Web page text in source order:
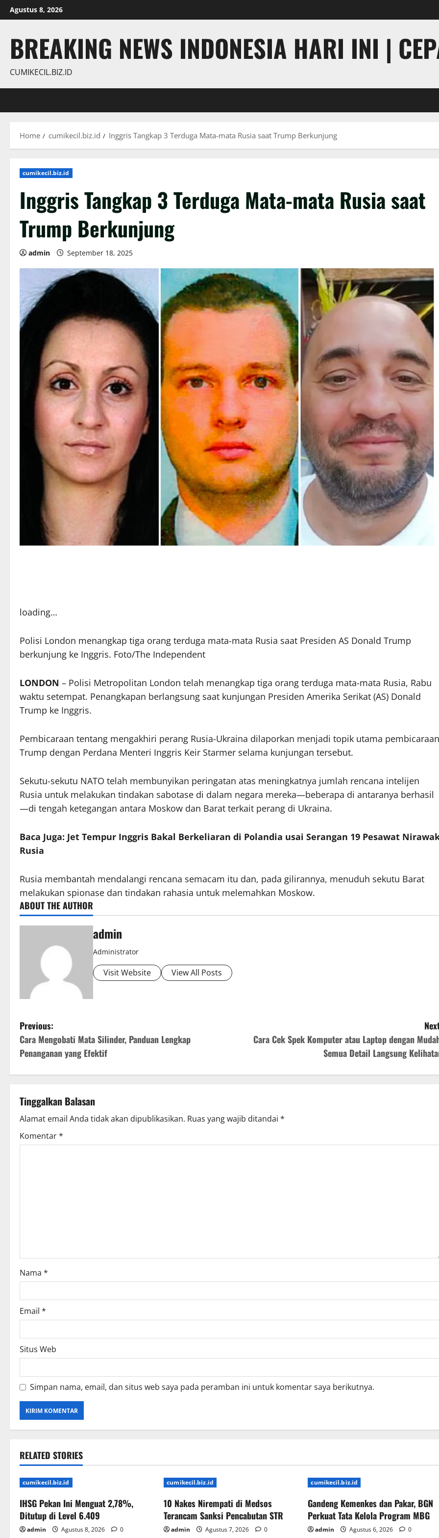
Skip
to
Agustus 8, 2026
BREAKING NEWS INDONESIA HARI INI |
CUMIKECIL.BIZ.ID
Home cumikecil.biz.id Inggris Tangkap 3 Terduga Mata-mata Rusia saat Trump Berkunjung
cumikecil.biz.id
Inggris Tangkap 3 Terduga Mata-mata Rusia saat
Trump Berkunjung
admin September 18, 2025
loading…
Polisi London menangkap tiga orang terduga mata-mata Rusia saat Presiden AS Donald Trump
berkunjung ke Inggris. Foto/The Independent
LONDON – Polisi Metropolitan London telah menangkap tiga orang terduga mata-mata Rusia, Rabu
waktu setempat. Penangkapan berlangsung saat kunjungan Presiden Amerika Serikat (AS) Donald
Trump ke Inggris.
Pembicaraan tentang mengakhiri perang Rusia-Ukraina dilaporkan menjadi topik utama pembicaraan
Trump dengan Perdana Menteri Inggris Keir Starmer selama kunjungan tersebut.
Sekutu-sekutu NATO telah membunyikan peringatan atas meningkatnya jumlah rencana intelijen
Rusia untuk melakukan tindakan sabotase di dalam negara mereka—beberapa di antaranya berhasil
—di tengah ketegangan antara Moskow dan Barat terkait perang di Ukraina.
Baca Juga: Jet Tempur Inggris Bakal Berkeliaran di Polandia usai Serangan 19 Pesawat
Rusia
Rusia membantah mendalangi rencana semacam itu dan, pada gilirannya, menuduh sekutu Barat
melakukan spionase dan tindakan rahasia untuk melemahkan Moskow.
ABOUT THE AUTHOR
admin
Administrator
Visit Website View All Posts
P
o
s
n
a
v
i
o
n
Previous:
Cara Mengobati Mata Silinder, Panduan Lengkap
Penanganan yang Efektif
Cara Cek Spek Komputer atau Laptop dengan
Semua Detail Langsung
Tinggalkan Balasan
Alamat email Anda tidak akan dipublikasikan. Ruas yang wajib ditandai *
Komentar*
Nama *
Email *
Situs Web
Simpan nama, email, dan situs web saya pada peramban ini untuk komentar saya berikutnya.
RELATED STORIES
cumikecil.biz.id
IHSG Pekan Ini Menguat 2,78%,
Ditutup di Level 6.409
admin Agustus 8, 2026 0
cumikecil.biz.id
10 Nakes Nirempati di Medsos
Terancam Sanksi Pencabutan STR
admin Agustus 7, 2026 0
cumikecil.biz.id
Gandeng Kemenkes dan Pakar, BGN
Perkuat Tata Kelola Program MBG
admin Agustus 6, 2026 0